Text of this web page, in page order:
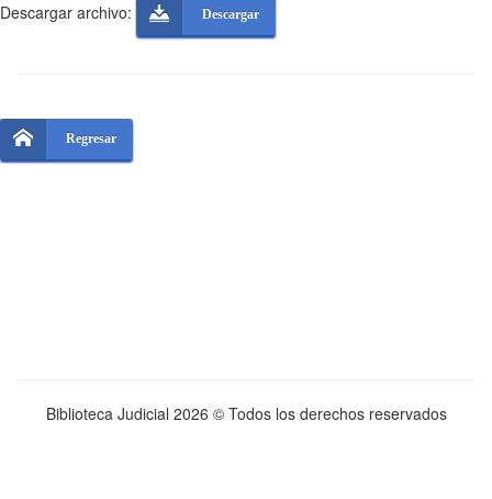
Descargar archivo: Descargar
Regresar
Biblioteca Judicial 2026 © Todos los derechos reservados